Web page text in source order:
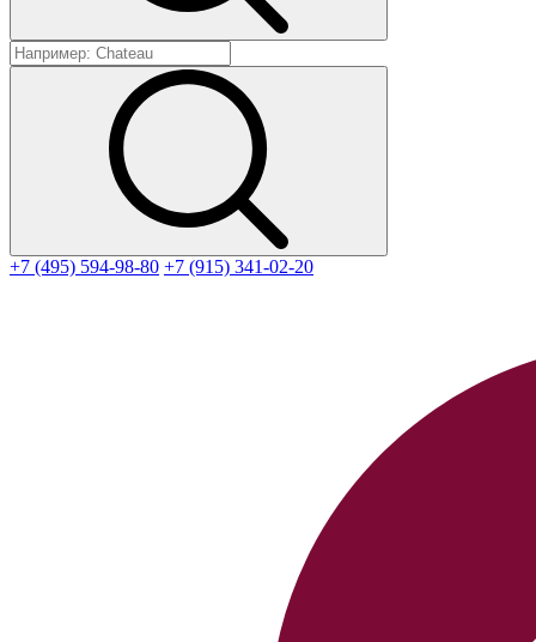
+7 (495) 594-98-80 +7 (915) 341-02-20